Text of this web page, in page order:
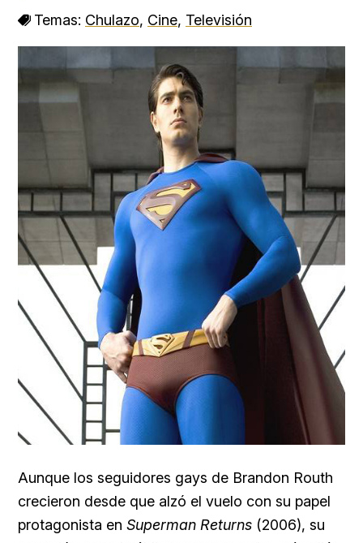
Temas: Chulazo, Cine, Televisión
Aunque los seguidores gays de Brandon Routh
crecieron desde que alzó el vuelo con su papel
protagonista en Superman Returns (2006), su